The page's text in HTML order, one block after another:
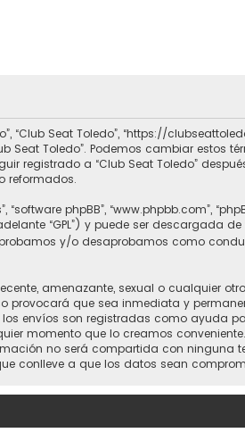
“Club Seat Toledo”, “https://
Seat Toledo”. Podemos cambiar estos
registrado a “Club Seat Toledo”
reformados.
phpBB”, “www.phpbb.com”,
“GPL”) y puede ser descargada de
y/o desaprobamos como
amenazante, sexual o cualquier
provocará que sea inmediata y
envíos son registradas como ayuda
momento que lo creamos
no será compartida con ninguna
conlleve a que los datos sean